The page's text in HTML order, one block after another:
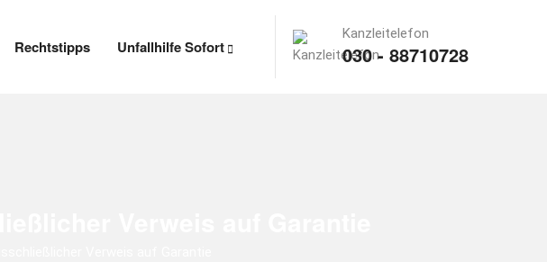
Rechtstipps Unfallhilfe Sofort
Kanzleitelefon
030 - 88710728